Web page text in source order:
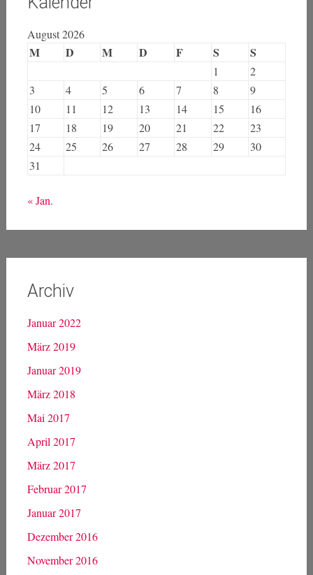
August 2026
M D M D F S S
1
2
3
4 5 6 7 8
9
10
11 12 13 14 15
16
17
18 19 20 21 22
23
24
25 26 27 28 29
30
31
« Jan.
Archiv
Januar 2022
März 2019
Januar 2019
März 2018
Mai 2017
April 2017
März 2017
Februar 2017
Januar 2017
Dezember 2016
November 2016